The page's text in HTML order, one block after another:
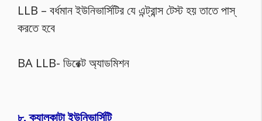
LLB – বর্ধমান ইউনিভার্সিটির যে এন্ট্রান্স টেস্ট হয় তাতে পাস্
করতে হবে
BA LLB- ডিরেক্ট অ্যাডমিশন
৮. ক্যালকাটা ইউনিভার্সিটি